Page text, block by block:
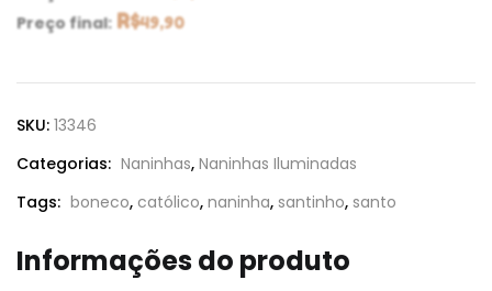
Preço final: R$49,90
SKU: 13346
Categorias: Naninhas, Naninhas Iluminadas
Tags: boneco, católico, naninha, santinho, santo
Informações do produto